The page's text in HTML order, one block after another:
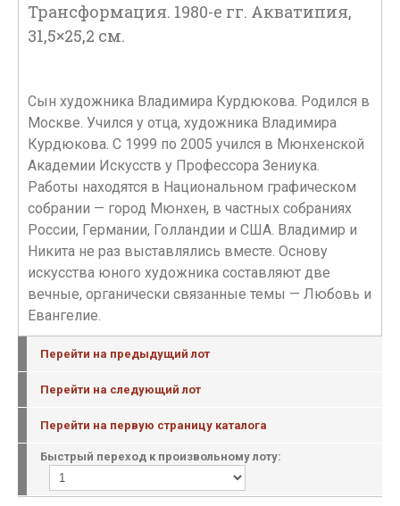
Трансформация. 1980-е гг. Акватипия,
31,5×25,2 см.
Сын художника Владимира Курдюкова. Родился в
Москве. Учился у отца, художника Владимира
Курдюкова. С 1999 по 2005 учился в Мюнхенской
Академии Искусств у Профессора Зениука.
Работы находятся в Национальном графическом
собрании — город Мюнхен, в частных собраниях
России, Германии, Голландии и США. Владимир и
Никита не раз выставлялись вместе. Основу
искусства юного художника составляют две
вечные, органически связанные темы — Любовь и
Евангелие.
Перейти на предыдущий лот
Перейти на следующий лот
Перейти на первую страницу каталога
Быстрый переход к произвольному лоту: